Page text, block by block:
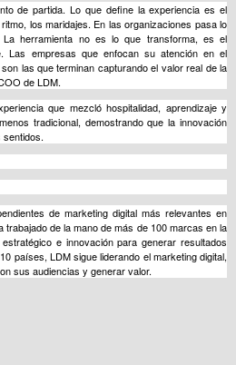
de partida. Lo que define la experiencia es el
los maridajes. En las organizaciones pasa lo
La herramienta no es lo que transforma, es el
Las empresas que enfocan su atención en el
las que terminan capturando el valor real de la
de LDM.
que mezcló hospitalidad, aprendizaje y
tradicional, demostrando que la innovación
sentidos.
de marketing digital más relevantes en
trabajado de la mano de más de 100 marcas en la
e innovación para generar resultados
países, LDM sigue liderando el marketing digital,
sus audiencias y generar valor.